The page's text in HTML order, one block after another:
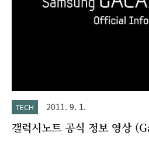
다. 'IMAP 서버'에 'imap.gmail.com'
TECH 2011. 9. 1.
갤럭시노트 공식 정보 영상